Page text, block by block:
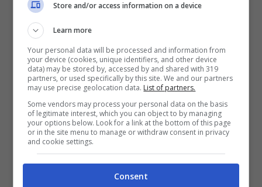
addirittura l’8% ha dimenticato il
nome del figlio.
La stanchezza, poi, provoca brutti scherzi,
così c’è chi ha messo il bollitore nel frigo o
il cibo del gatto nella lavatrice. Un genitore
ha detto di aver aggiunto il latte per il
bambino nella propria tazza di tè, un altro
di essere uscito di casa con la carrozzina,
Store and/or access information on a device
Learn more
Your personal data will be processed and information from
your device (cookies, unique identifiers, and other device
data) may be stored by, accessed by and shared with 319
partners, or used specifically by this site. We and our partners
may use precise geolocation data. List of partners.
Some vendors may process your personal data on the basis
of legitimate interest, which you can object to by managing
your options below. Look for a link at the bottom of this page
or in the site menu to manage or withdraw consent in privacy
and cookie settings.
Consent